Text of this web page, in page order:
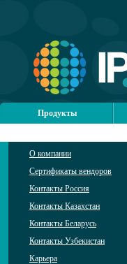
Продукты
О компании
Сертификаты вендоров
Контакты Россия
Контакты Казахстан
Контакты Беларусь
Контакты Узбекистан
Карьера